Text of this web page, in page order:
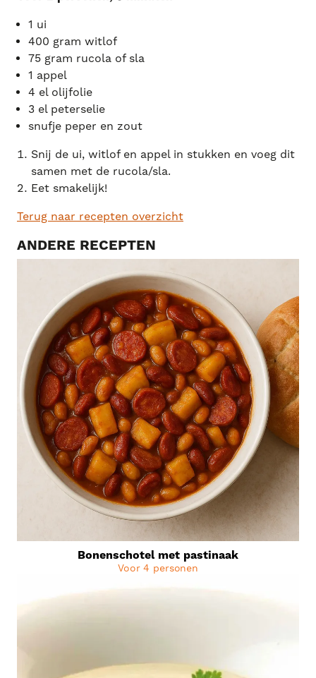
1 ui
400 gram witlof
75 gram rucola of sla
1 appel
4 el olijfolie
3 el peterselie
snufje peper en zout
Snij de ui, witlof en appel in stukken en voeg dit
samen met de rucola/sla.
Eet smakelijk!
Terug naar recepten overzicht
ANDERE RECEPTEN
Bonenschotel met pastinaak
Voor 4 personen